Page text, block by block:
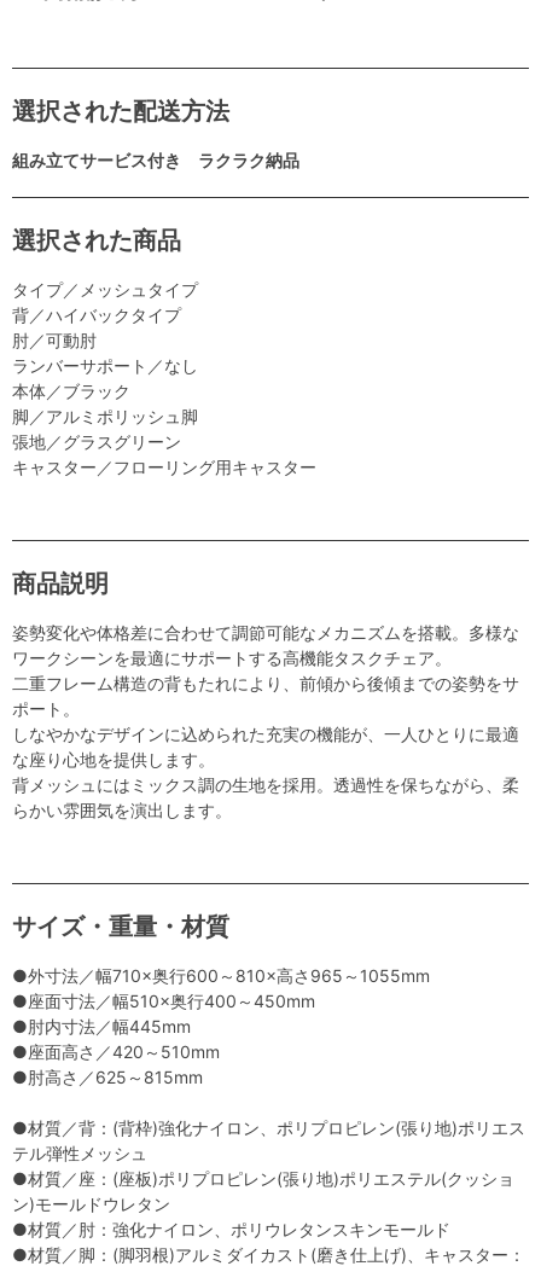
選択された配送方法
組み立てサービス付き ラクラク納品
選択された商品
タイプ／メッシュタイプ
背／ハイバックタイプ
肘／可動肘
ランバーサポート／なし
本体／ブラック
脚／アルミポリッシュ脚
張地／グラスグリーン
キャスター／フローリング用キャスター
商品説明
姿勢変化や体格差に合わせて調節可能なメカニズムを搭載。多様な
ワークシーンを最適にサポートする高機能タスクチェア。
二重フレーム構造の背もたれにより、前傾から後傾までの姿勢をサ
ポート。
しなやかなデザインに込められた充実の機能が、一人ひとりに最適
な座り心地を提供します。
背メッシュにはミックス調の生地を採用。透過性を保ちながら、柔
らかい雰囲気を演出します。
サイズ・重量・材質
●外寸法／幅710×奥行600～810×高さ965～1055mm
●座面寸法／幅510×奥行400～450mm
●肘内寸法／幅445mm
●座面高さ／420～510mm
●肘高さ／625～815mm
●材質／背：(背枠)強化ナイロン、ポリプロピレン(張り地)ポリエス
テル弾性メッシュ
●材質／座：(座板)ポリプロピレン(張り地)ポリエステル(クッショ
ン)モールドウレタン
●材質／肘：強化ナイロン、ポリウレタンスキンモールド
●材質／脚：(脚羽根)アルミダイカスト(磨き仕上げ)、キャスター：